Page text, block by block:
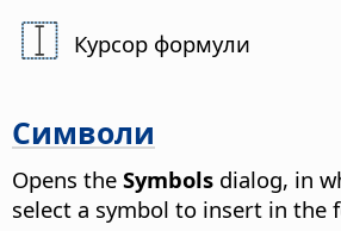
Курсор формули
Символи
Opens the Symbols dialog, in
select a symbol to insert in the